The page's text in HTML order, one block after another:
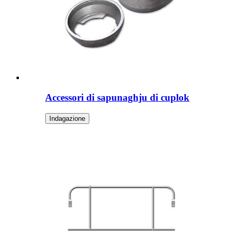
Accessori di sapunaghju di cuplok
Indagazione